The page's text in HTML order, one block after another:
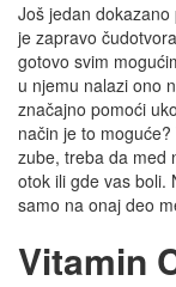
Još jedan
je zapravo
gotovo svim
u njemu nalazi ono
značajno pomoći
način je to
zube, treba da med
otok ili gde vas boli.
samo na onaj deo
Vitamin